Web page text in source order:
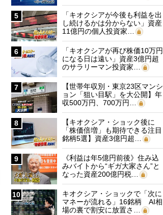
5
「キオクシアが今後も利益を出
し続けるかは分からない」資産
11億円の個人投資家…
6
「キオクシアが再び株価10万円
になる日は遠い」資産3億円超
のサラリーマン投資家…
7
【世帯年収別・東京23区マンシ
ョン「狙い目駅」を大公開】年
収500万円、700万円…
8
【キオクシア・ショック後に
「株価倍増」も期待できる注目
銘柄5選】資産3億円超…
9
《利益は年5億円前後》住み込
みバイトから“ギガ大家さん”と
なった資産200億円税…
10
キオクシア・ショックで「次に
マネーが流れる」16銘柄 AI相
場の裏で割安に放置さ…